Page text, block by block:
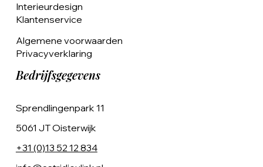
Interieurdesign
Klantenservice
Algemene voorwaarden
Privacyverklaring
Bedrijfsgegevens
Sprendlingenpark 11
5061 JT Oisterwijk
+31 (0)13 52 12 834